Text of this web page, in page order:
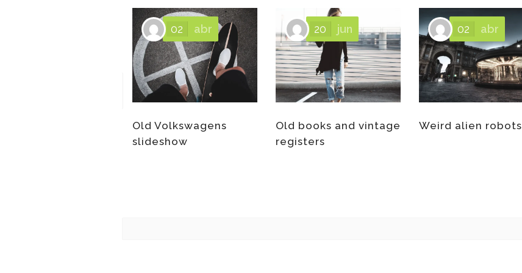
Old Volkswagens
slideshow
02 abr
Old books and vintage
registers
20 jun
Weird alien robots
02 abr